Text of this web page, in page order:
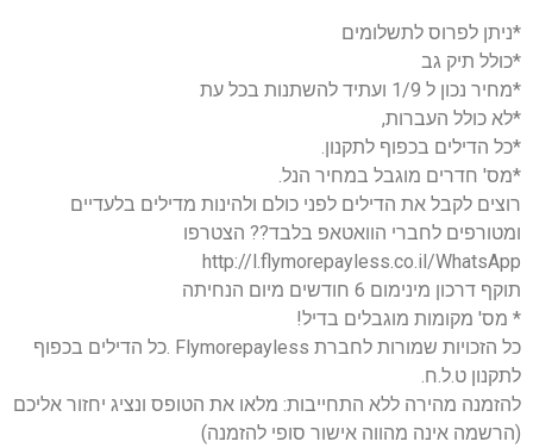
*ניתן לפרוס לתשלומים
*כולל תיק גב
*מחיר נכון ל 1/9 ועתיד להשתנות בכל עת
*לא כולל העברות,
*כל הדילים בכפוף לתקנון.
*מס' חדרים מוגבל במחיר הנל.
רוצים לקבל את הדילים לפני כולם ולהינות מדילים בלעדיים
ומטורפים לחברי הוואטאפ בלבד?? הצטרפו
http://l.flymorepayless.co.il/WhatsApp
תוקף דרכון מינימום 6 חודשים מיום הנחיתה
* מס' מקומות מוגבלים בדיל!
כל הזכויות שמורות לחברת Flymorepayless .כל הדילים בכפוף
לתקנון ט.ל.ח.
להזמנה מהירה ללא התחייבות: מלאו את הטופס ונציג יחזור אליכם
(הרשמה אינה מהווה אישור סופי להזמנה)